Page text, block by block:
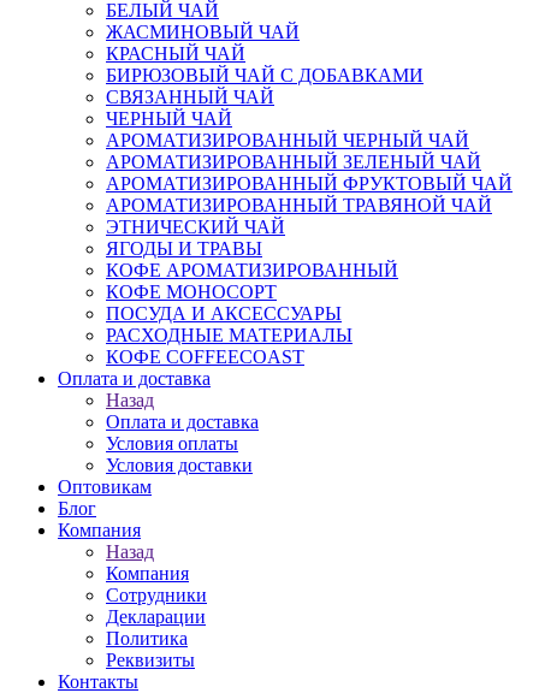
БЕЛЫЙ ЧАЙ
ЖАСМИНОВЫЙ ЧАЙ
КРАСНЫЙ ЧАЙ
БИРЮЗОВЫЙ ЧАЙ С ДОБАВКАМИ
СВЯЗАННЫЙ ЧАЙ
ЧЕРНЫЙ ЧАЙ
АРОМАТИЗИРОВАННЫЙ ЧЕРНЫЙ ЧАЙ
АРОМАТИЗИРОВАННЫЙ ЗЕЛЕНЫЙ ЧАЙ
АРОМАТИЗИРОВАННЫЙ ФРУКТОВЫЙ ЧАЙ
АРОМАТИЗИРОВАННЫЙ ТРАВЯНОЙ ЧАЙ
ЭТНИЧЕСКИЙ ЧАЙ
ЯГОДЫ И ТРАВЫ
КОФЕ АРОМАТИЗИРОВАННЫЙ
КОФЕ МОНОСОРТ
ПОСУДА И АКСЕССУАРЫ
РАСХОДНЫЕ МАТЕРИАЛЫ
КОФЕ COFFEECOAST
Оплата и доставка
Назад
Оплата и доставка
Условия оплаты
Условия доставки
Оптовикам
Блог
Компания
Назад
Компания
Сотрудники
Декларации
Политика
Реквизиты
Контакты